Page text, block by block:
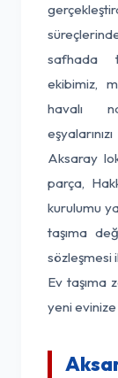
safhada
ekibimiz,
havalı
Aksaray
parça,
kurulumu
taşıma
sözleşmesi
Ev taşıma
yeni evinize